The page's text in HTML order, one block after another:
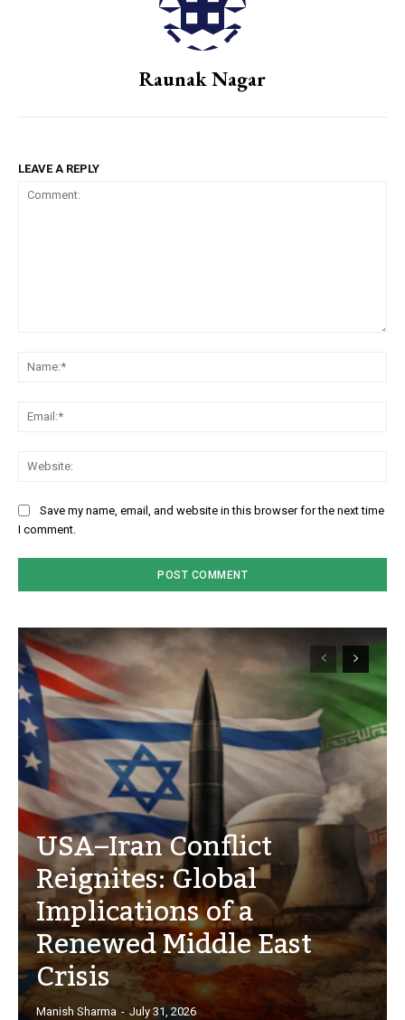
Raunak Nagar
LEAVE A REPLY
Save my name, email, and website in this browser for the next time
I comment.
USA–Iran Conflict
Reignites: Global
Implications of a
Renewed Middle East
Crisis
Manish Sharma - July 31, 2026